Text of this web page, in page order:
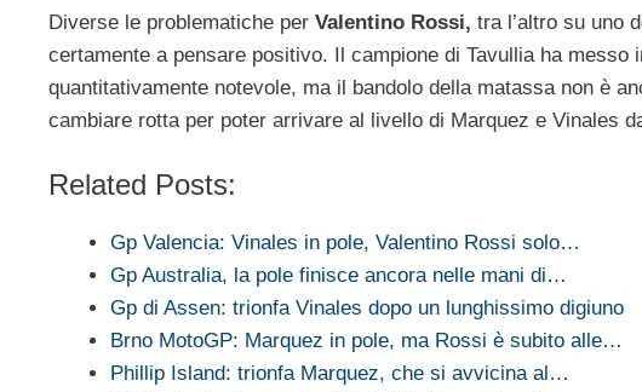
Diverse le problematiche per Valentino Rossi, tra l’altro su uno
certamente a pensare positivo. Il campione di Tavullia ha
quantitativamente notevole, ma il bandolo della matassa non è
cambiare rotta per poter arrivare al livello di Marquez e Vinales
Related Posts:
Gp Valencia: Vinales in pole, Valentino Rossi solo…
Gp Australia, la pole finisce ancora nelle mani di…
Gp di Assen: trionfa Vinales dopo un lunghissimo digiuno
Brno MotoGP: Marquez in pole, ma Rossi è subito alle…
Phillip Island: trionfa Marquez, che si avvicina al…